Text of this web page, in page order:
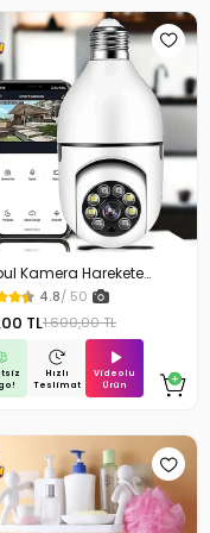
Kamera Harekete
Gece Görüşlü
4.8/ 50
TL1.600,00 TL
Hızlı
Teslimat
Videolu
Ürün